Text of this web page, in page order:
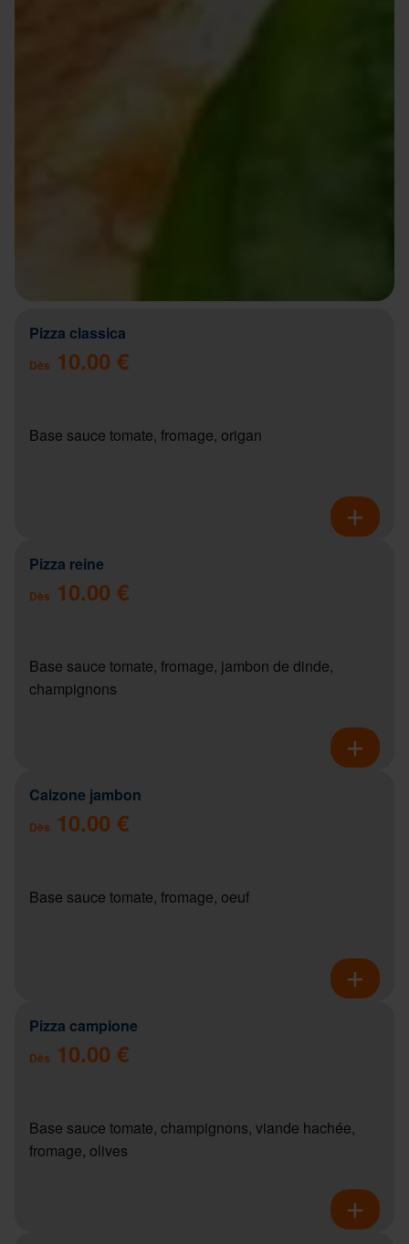
Pizza classica
Dès 10.00 €
Base sauce tomate, fromage, origan
Pizza reine
Dès 10.00 €
Base sauce tomate, fromage, jambon de dinde,
champignons
Calzone jambon
Dès 10.00 €
Base sauce tomate, fromage, oeuf
Pizza campione
Dès 10.00 €
Base sauce tomate, champignons, viande hachée,
fromage, olives